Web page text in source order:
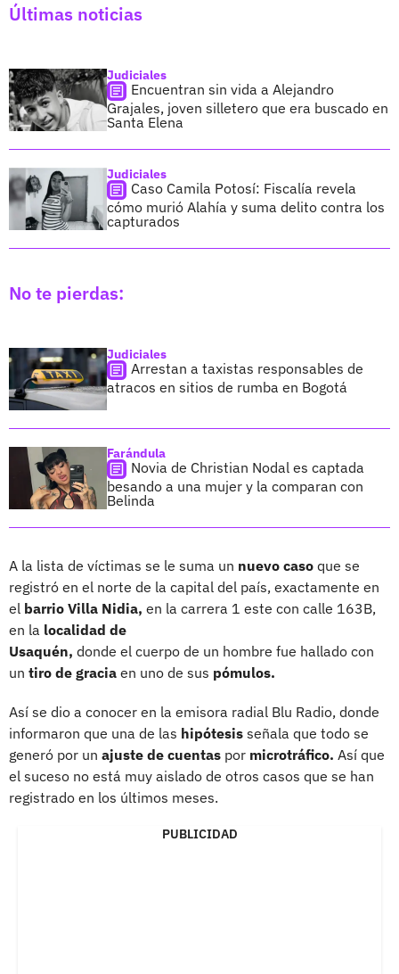
Últimas noticias
Judiciales
Encuentran sin vida a Alejandro
Grajales, joven silletero que era buscado en
Santa Elena
Judiciales
Caso Camila Potosí: Fiscalía revela
cómo murió Alahía y suma delito contra los
capturados
No te pierdas:
Judiciales
Arrestan a taxistas responsables de
atracos en sitios de rumba en Bogotá
Farándula
Novia de Christian Nodal es captada
besando a una mujer y la comparan con
Belinda
A la lista de víctimas se le suma un nuevo caso que se
registró en el norte de la capital del país, exactamente en
el barrio Villa Nidia, en la carrera 1 este con calle 163B,
en la localidad de
Usaquén, donde el cuerpo de un hombre fue hallado con
un tiro de gracia en uno de sus pómulos.
Así se dio a conocer en la emisora radial Blu Radio, donde
informaron que una de las hipótesis señala que todo se
generó por un ajuste de cuentas por microtráfico. Así que
el suceso no está muy aislado de otros casos que se han
registrado en los últimos meses.
PUBLICIDAD